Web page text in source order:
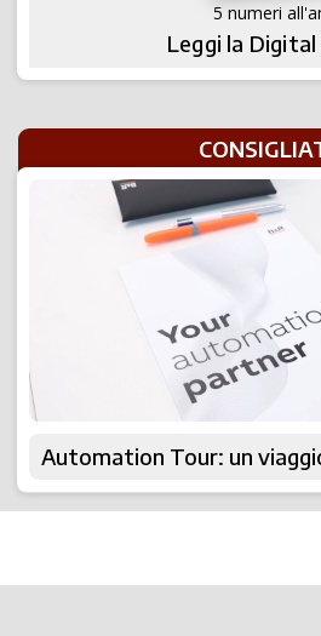
5 numeri
Leggi la
Automation Tour: un